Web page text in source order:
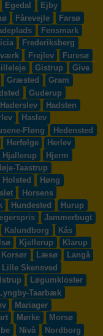
Egedal
Ejby
Fårevejle
Farsø
Fensmark
Frederiksberg
Frejlev
Furesø
Gistrup
Give
Græsted
Gram
Guderup
Haderslev
Hadsten
Haslev
Fløng
Hedensted
Herfølge
Herlev
Hjallerup
Hjerm
Taastrup
Holsted
Høng
Horsens
Hundested
Hurup
Jammerbugt
Kalundborg
Kås
Kjellerup
Klarup
Korsør Læsø
Langå
Lille Skensved
Løgumkloster
Taarbæk
Mariager
Mørke
Morsø
Nivå
Nordborg